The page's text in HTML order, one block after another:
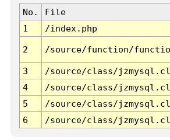
No. File
1
/index.php
2 /source/function/
3 /source/class/
4
/source/class/
5
/source/class/
6
/source/class/